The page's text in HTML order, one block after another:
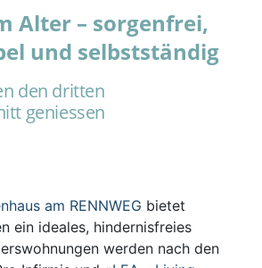
Alter – sorgenfrei,
und selbstständig
den dritten
geniessen
am RENNWEG bietet
ein ideales, hindernisfreies
werden nach den